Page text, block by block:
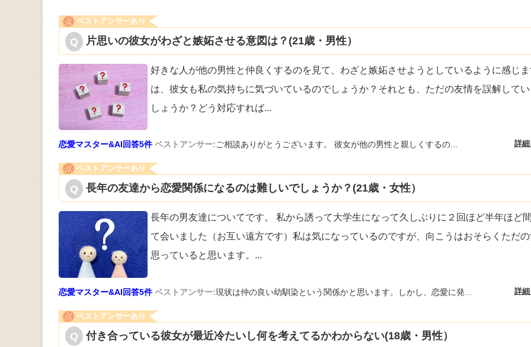
ベストアンサーあり
片思いの彼女がわざと嫉妬させる意図は？(21歳・男性）
好きな人が他の男性と仲良くするのを見て、わざと嫉妬させようとしているように感じ
は、彼女も私の気持ちに気づいているのでしょうか？それとも、ただの友情を誤解して
しょうか？どう対応すれば...
恋愛マスター&AI回答5件 ベストアンサー:ご相談ありがとうございます。 彼女が他の男性と親しくするの... 詳
ベストアンサーあり
長年の友達から恋愛関係になるのは難しいでしょうか？(21歳・女性）
長年の男友達についてです。 私から誘って大学生になって久しぶりに２回ほど半年ほど
て会いました（お互い遠方です）私は気になっているのですが、向こうはおそらくただ
思っていると思います。 ...
恋愛マスター&AI回答5件 ベストアンサー:現状は仲の良い幼馴染という関係かと思います。しかし、恋愛に発... 詳
ベストアンサーあり
付き合っている彼女が最近冷たいし何を考えてるかわからない(18歳・男性）